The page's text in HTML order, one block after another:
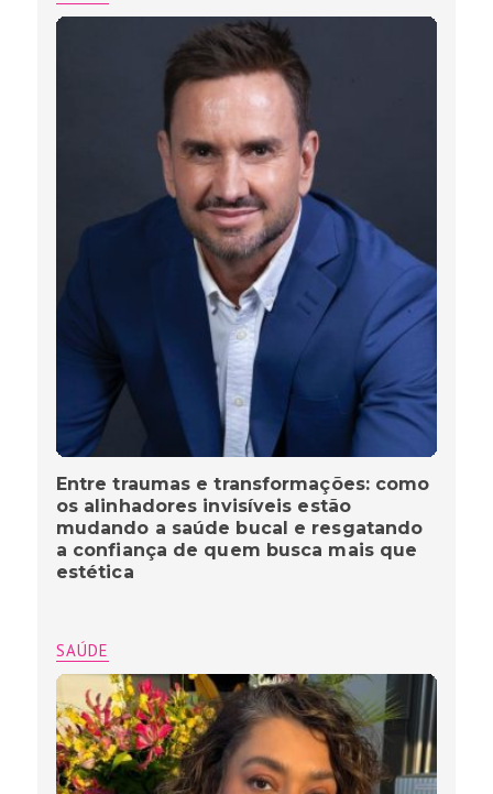
Entre traumas e transformações: como
os alinhadores invisíveis estão
mudando a saúde bucal e resgatando
a confiança de quem busca mais que
estética
SAÚDE